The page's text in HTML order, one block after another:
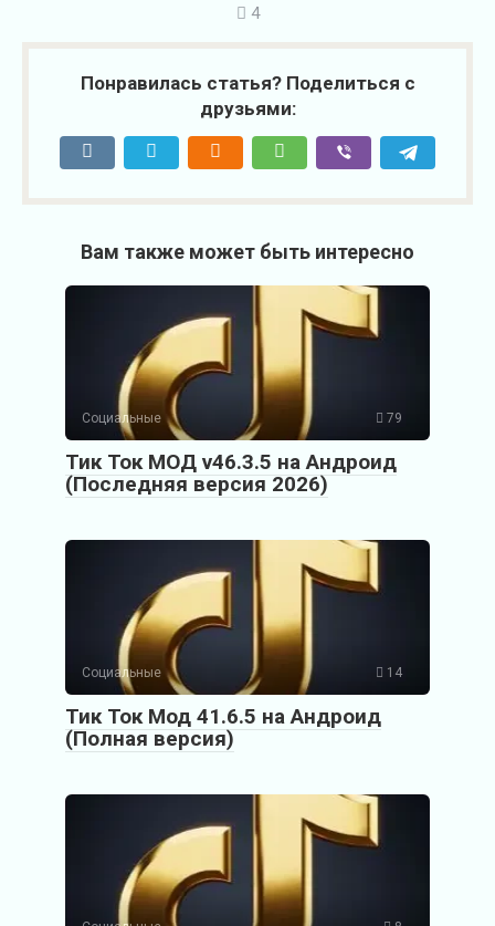
4
Понравилась статья? Поделиться с
друзьями:
Вам также может быть интересно
Социальные 79
Тик Ток МОД v46.3.5 на Андроид
(Последняя версия 2026)
Социальные 14
Тик Ток Мод 41.6.5 на Андроид
(Полная версия)